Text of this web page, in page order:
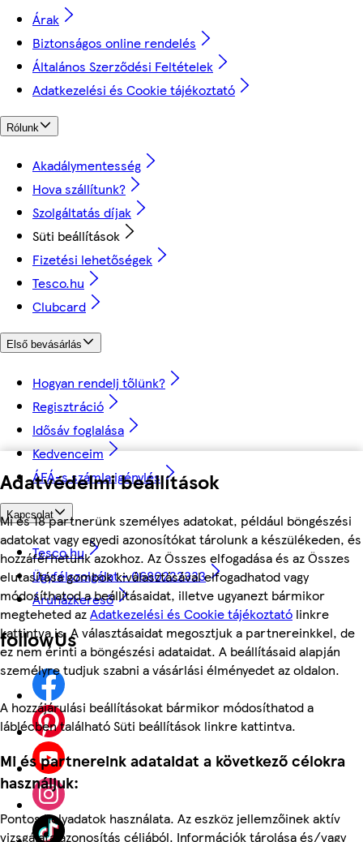
Adatvédelmi beállítások
Mi és 18 partnerünk személyes adatokat, például böngészési
adatokat vagy egyedi azonosítókat tárolunk a készülékeden, és
hozzáférhetünk azokhoz. Az Összes elfogadása és az Összes
elutasítása gombok kiválasztásával elfogadhatod vagy
módosíthatod a beállításaidat, illetve ugyanezt bármikor
megteheted azAdatkezelési és Cookie tájékoztató linkre
kattintva is. A választásaidat megosztjuk a partnereinkkel, de
ez nem érinti a böngészési adataidat. A beállításaid alapján
személyre tudjuk szabni a vásárlási élményedet az oldalon.
A hozzájárulási beállításokat bármikor módosíthatod a
láblécben található Süti beállítások linkre kattintva.
Mi és partnereink adataidat a következő célokra
használjuk:
Pontos helyadatok használata. Az eszköz jellemzőinek aktív
vizsgálata azonosítás céljából. Információk tárolása és/vagy
Árak
Biztonságos online rendelés
Általános Szerződési Feltételek
Adatkezelési és Cookie tájékoztató
Rólunk
Akadálymentesség
Hova szállítunk?
Szolgáltatás díjak
Süti beállítások
Fizetési lehetőségek
Tesco.hu
Clubcard
Első bevásárlás
Hogyan rendelj tőlünk?
Regisztráció
Idősáv foglalása
Kedvenceim
ÁFÁ-s számla igénylés
Kapcsolat
Tesco.hu
Ügyfélszolgálat - 0680222333
Áruházkereső
followUs